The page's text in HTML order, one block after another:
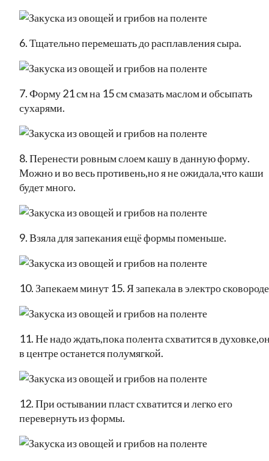
6. Тщательно перемешать до расплавления сыра.
7. Форму 21 см на 15 см смазать маслом и обсыпать
сухарями.
8. Перенести ровным слоем кашу в данную форму.
Можно и во весь противень,но я не ожидала,что каши
будет много.
9. Взяла для запекания ещё формы поменьше.
10. Запекаем минут 15. Я запекала в электро
11. Не надо ждать,пока полента схватится в
в центре останется полумягкой.
12. При остывании пласт схватится и легко его
перевернуть из формы.